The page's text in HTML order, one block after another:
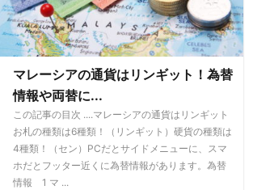
マレーシアの通貨はリンギット！為替
情報や両替に...
この記事の目次 ....マレーシアの通貨はリンギット
お札の種類は6種類！（リンギット）硬貨の種類は
4種類！（セン）PCだとサイドメニューに、スマ
ホだとフッター近くに為替情報があります。為替
情報 1 マ ...